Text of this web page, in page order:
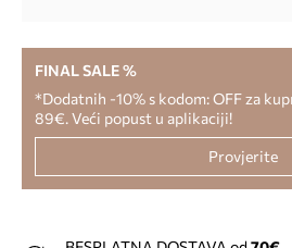
FINAL SALE %
*Dodatnih -10% s kodom: OFF za
89€. Veći popust u aplikaciji!
Provjerite